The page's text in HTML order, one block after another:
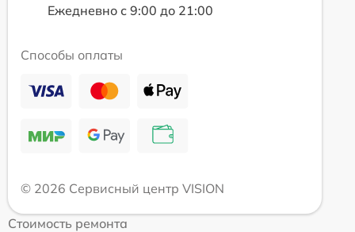
Ежедневно с 9:00 до 21:00
Способы оплаты
© 2026 Сервисный центр VISION
Стоимость ремонта